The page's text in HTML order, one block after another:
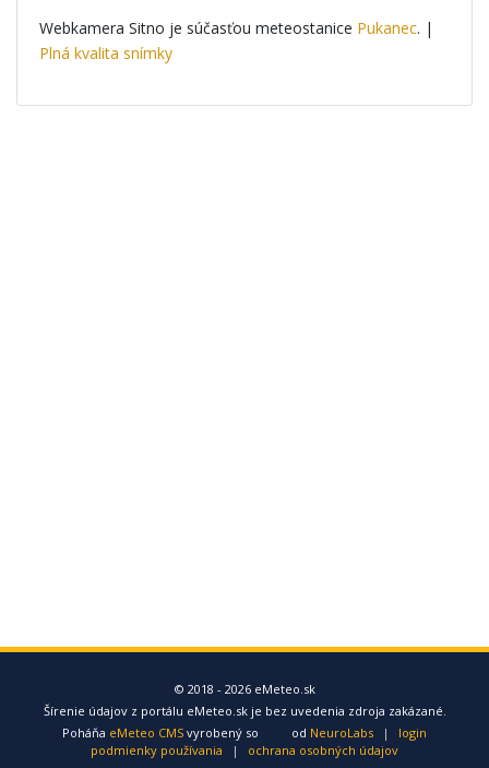
Webkamera Sitno je súčasťou meteostanice Pukanec. |
Plná kvalita snímky
© 2018 - 2026 eMeteo.sk
Šírenie údajov z portálu eMeteo.sk je bez uvedenia zdroja zakázané.
Poháňa eMeteo CMS vyrobený so od NeuroLabs |
login
podmienky používania
| ochrana osobných údajov